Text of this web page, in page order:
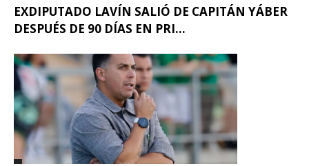
EXDIPUTADO LAVÍN SALIÓ DE CAPITÁN YÁBER
DESPUÉS DE 90 DÍAS EN PRI...